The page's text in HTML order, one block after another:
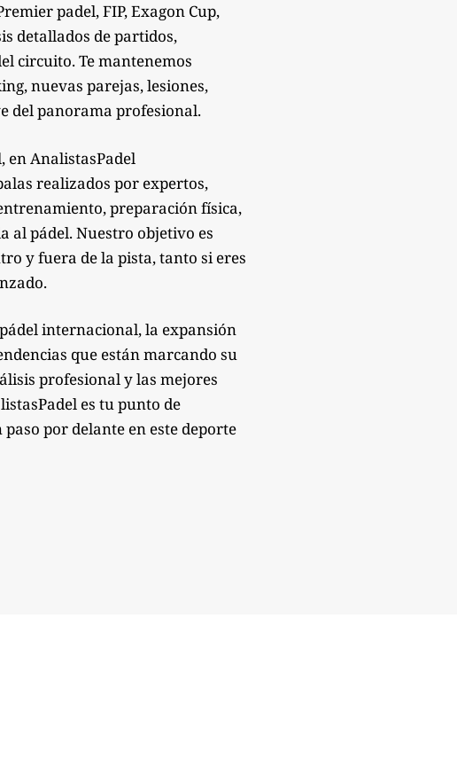
padel, FIP, Exagon Cup,
detallados de partidos,
circuito. Te mantenemos
nuevas parejas, lesiones,
del panorama profesional.
en AnalistasPadel
realizados por expertos,
preparación física,
al pádel. Nuestro objetivo es
y fuera de la pista, tanto si eres
internacional, la expansión
que están marcando su
profesional y las mejores
es tu punto de
por delante en este deporte